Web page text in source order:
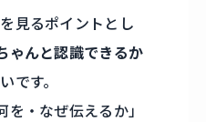
見るポイントとし
ゃんと認識できるか
です。
を・なぜ伝えるか」